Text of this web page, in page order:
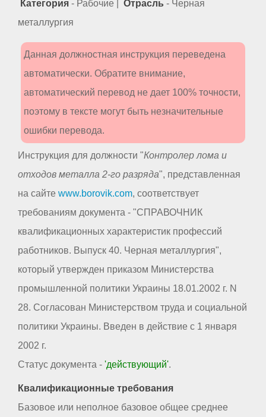
Категория - Рабочие | Отрасль - Черная
металлургия
Данная должностная инструкция переведена
автоматически. Обратите внимание,
автоматический перевод не дает 100% точности,
поэтому в тексте могут быть незначительные
ошибки перевода.
Инструкция для должности "Контролер лома и
отходов металла 2-го разряда", представленная
на сайте www.borovik.com, соответствует
требованиям документа - "СПРАВОЧНИК
квалификационных характеристик профессий
работников. Выпуск 40. Черная металлургия",
который утвержден приказом Министерства
промышленной политики Украины 18.01.2002 г. N
28. Согласован Министерством труда и социальной
политики Украины. Введен в действие с 1 января
2002 г.
Статус документа - 'действующий'.
Квалификационные требования
Базовое или неполное базовое общее среднее